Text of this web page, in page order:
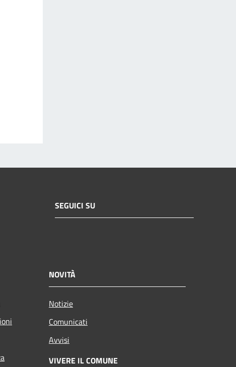
SEGUICI SU
NOVITÀ
Notizie
Comunicati
Avvisi
VIVERE IL COMUNE